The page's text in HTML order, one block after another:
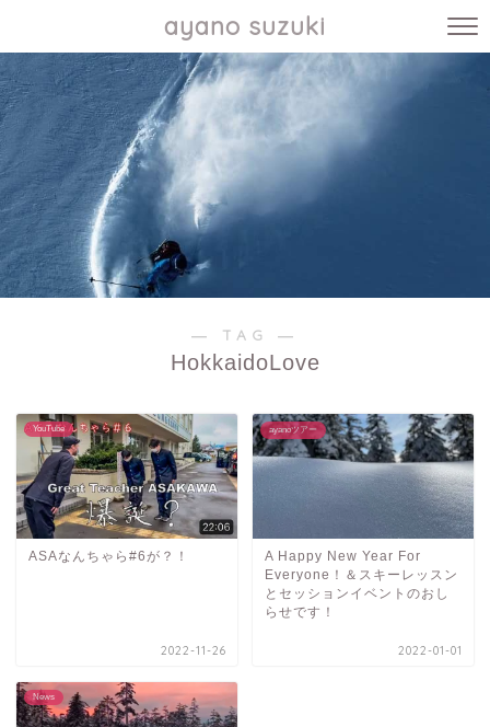
ayano suzuki
― TAG ―
HokkaidoLove
YouTube
ASAなんちゃら#6が？！
2022-11-26
ayanoツアー
A Happy New Year For
Everyone！＆スキーレッスン
とセッションイベントのおし
らせです！
2022-01-01
News